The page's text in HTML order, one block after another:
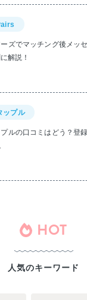
ズでマッチング後メッ
解説！
ップル
ルの口コミはどう？登
HOT
人気のキーワード